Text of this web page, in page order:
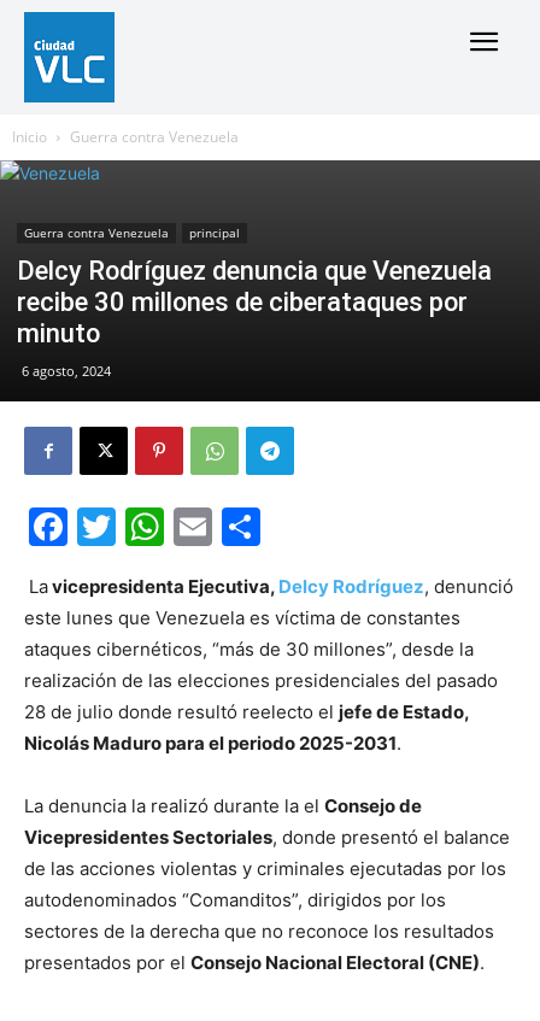
Inicio Guerra contra Venezuela
Guerra contra Venezuela principal
Delcy Rodríguez denuncia que Venezuela
recibe 30 millones de ciberataques por
minuto
6 agosto, 2024
Facebook
Twitter
WhatsApp
Email
Lavicepresidenta Ejecutiva, Delcy Rodríguez, denunció
este lunes que Venezuela es víctima de constantes
ataques cibernéticos, “más de 30 millones”, desde la
realización de las elecciones presidenciales del pasado
28 de julio donde resultó reelecto el jefe de Estado,
Nicolás Maduro para el periodo 2025-2031.
La denuncia la realizó durante la el Consejo de
Vicepresidentes Sectoriales, donde presentó el balance
de las acciones violentas y criminales ejecutadas por los
autodenominados “Comanditos”, dirigidos por los
sectores de la derecha que no reconoce los resultados
presentados por el Consejo Nacional Electoral (CNE).